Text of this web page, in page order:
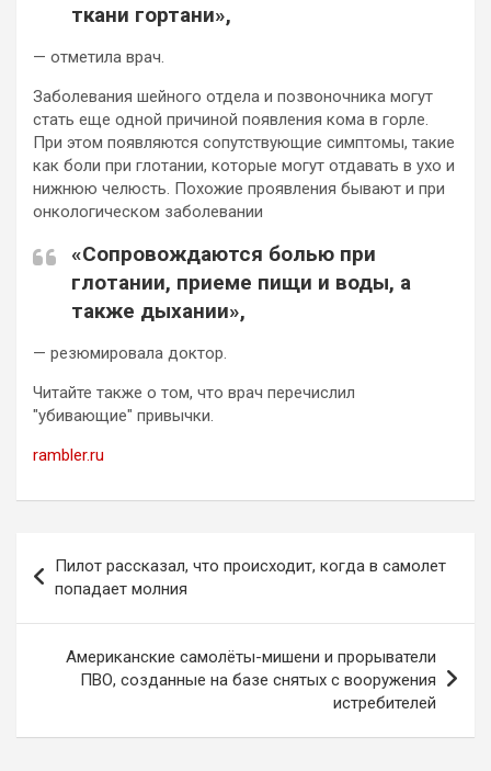
ткани гортани»,
— отметила врач.
Заболевания шейного отдела и позвоночника могут
стать еще одной причиной появления кома в горле.
При этом появляются сопутствующие симптомы, такие
как боли при глотании, которые могут отдавать в ухо и
нижнюю челюсть. Похожие проявления бывают и при
онкологическом заболевании
«Сопровождаются болью при
глотании, приеме пищи и воды, а
также дыхании»,
— резюмировала доктор.
Читайте также о том, что врач перечислил
"убивающие" привычки.
rambler.ru
по
записям
Пилот рассказал, что происходит, когда в самолет
попадает молния
Американские самолёты-мишени и прорыватели
ПВО, созданные на базе снятых с вооружения
истребителей